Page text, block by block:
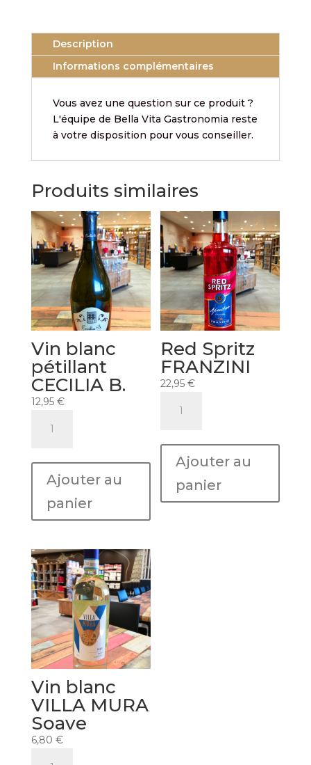
Description
Informations complémentaires
Vous avez une question sur ce produit ?
L'équipe de Bella Vita Gastronomia reste
à votre disposition pour vous conseiller.
Produits similaires
Vin blanc
pétillant
CECILIA B.
12,95 €
blanc
pétillant
Ajouter au
panier
Red Spritz
FRANZINI
22,95€
Spritz
FRANZINI
Ajouter au
panier
Vin blanc
VILLA MURA
Soave
6,80 €